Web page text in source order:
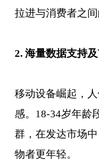
拉进与消费者之间
2. 海量数据支持
移动设备崛起，
感。18-34岁年龄
群，在发达市场
物者更年轻。